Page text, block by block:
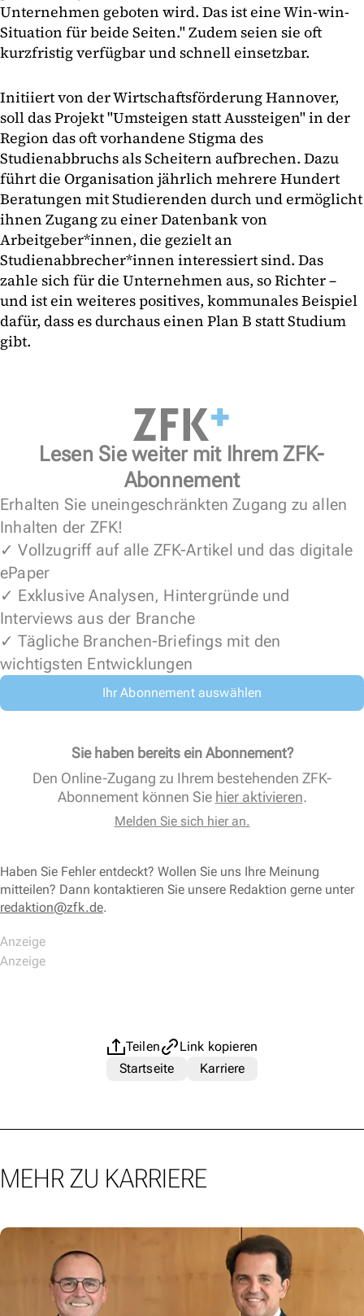
Unternehmen geboten wird. Das ist eine Win-win-
Situation für beide Seiten." Zudem seien sie oft
kurzfristig verfügbar und schnell einsetzbar.
Initiiert von der Wirtschaftsförderung Hannover,
soll das Projekt "Umsteigen statt Aussteigen" in der
Region das oft vorhandene Stigma des
Studienabbruchs als Scheitern aufbrechen. Dazu
führt die Organisation jährlich mehrere Hundert
Beratungen mit Studierenden durch und ermöglicht
ihnen Zugang zu einer Datenbank von
Arbeitgeber*innen, die gezielt an
Studienabbrecher*innen interessiert sind. Das
zahle sich für die Unternehmen aus, so Richter –
und ist ein weiteres positives, kommunales Beispiel
dafür, dass es durchaus einen Plan B statt Studium
gibt.
Lesen Sie weiter mit Ihrem ZFK-
Abonnement
Erhalten Sie uneingeschränkten Zugang zu allen
Inhalten der ZFK!
✓ Vollzugriff auf alle ZFK-Artikel und das digitale
ePaper
✓ Exklusive Analysen, Hintergründe und
Interviews aus der Branche
✓ Tägliche Branchen-Briefings mit den
wichtigsten Entwicklungen
Ihr Abonnement auswählen
Sie haben bereits ein Abonnement?
Den Online-Zugang zu Ihrem bestehenden ZFK-
Abonnement können Sie hier aktivieren.
Melden Sie sich hier an.
Haben Sie Fehler entdeckt? Wollen Sie uns Ihre Meinung
mitteilen? Dann kontaktieren Sie unsere Redaktion gerne unter
redaktion@zfk.de.
Teilen
Link kopieren
Startseite
Karriere
MEHR ZU KARRIERE